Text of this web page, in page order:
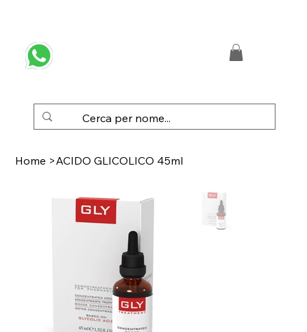
Home >ACIDO GLICOLICO 45ml